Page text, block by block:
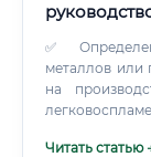
✅
металлов или
на
документов по
Читать статью